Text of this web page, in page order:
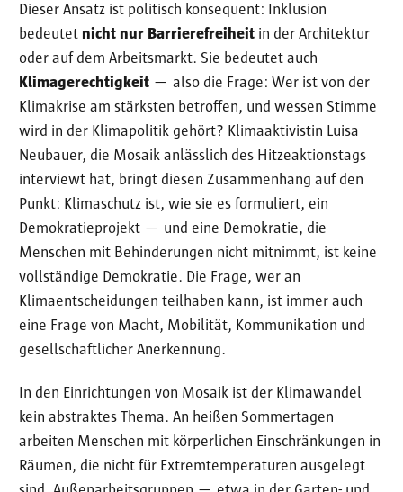
Dieser Ansatz ist politisch konsequent: Inklusion
bedeutet nicht nur Barrierefreiheit in der Architektur
oder auf dem Arbeitsmarkt. Sie bedeutet auch
Klimagerechtigkeit — also die Frage: Wer ist von der
Klimakrise am stärksten betroffen, und wessen Stimme
wird in der Klimapolitik gehört? Klimaaktivistin Luisa
Neubauer, die Mosaik anlässlich des Hitzeaktionstags
interviewt hat, bringt diesen Zusammenhang auf den
Punkt: Klimaschutz ist, wie sie es formuliert, ein
Demokratieprojekt — und eine Demokratie, die
Menschen mit Behinderungen nicht mitnimmt, ist keine
vollständige Demokratie. Die Frage, wer an
Klimaentscheidungen teilhaben kann, ist immer auch
eine Frage von Macht, Mobilität, Kommunikation und
gesellschaftlicher Anerkennung.
In den Einrichtungen von Mosaik ist der Klimawandel
kein abstraktes Thema. An heißen Sommertagen
arbeiten Menschen mit körperlichen Einschränkungen in
Räumen, die nicht für Extremtemperaturen ausgelegt